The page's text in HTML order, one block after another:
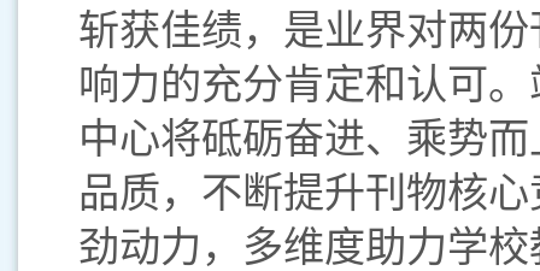
斩获佳绩，是业界对两
响力的充分肯定和认可
中心将砥砺奋进、乘势
品质，不断提升刊物核
劲动力，多维度助力学